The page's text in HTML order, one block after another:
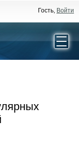
Гость, Войти